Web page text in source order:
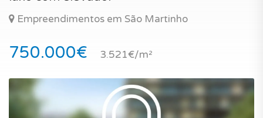
Empreendimentos em São Martinho
750.000€ 3.521€/m²